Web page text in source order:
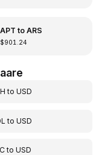
APT to ARS
$901.24
toUSD
toUSD
toUSD